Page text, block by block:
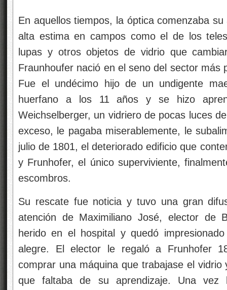
En aquellos tiempos, la óptica comenzaba
alta estima en campos como el de los
lupas y otros objetos de vidrio que
Fraunhoufer nació en el seno del sector más
Fue el undécimo hijo de un undigente
huerfano a los 11 años y se hizo
Weichselberger, un vidriero de pocas luces
exceso, le pagaba miserablemente, le
julio de 1801, el deteriorado edificio que
y Frunhofer, el único superviviente,
escombros.
Su rescate fue noticia y tuvo una gran
atención de Maximiliano José, elector de
herido en el hospital y quedó
alegre. El elector le regaló a Frunhofer
comprar una máquina que trabajase el
que faltaba de su aprendizaje. Una vez